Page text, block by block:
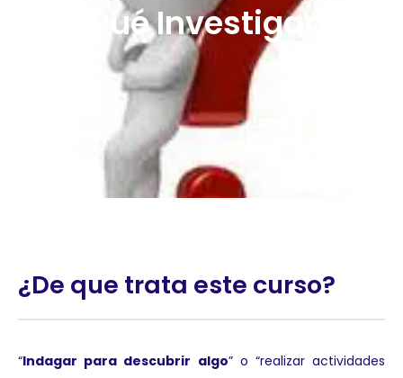
¿Qué Investigar?
¿De que trata este curso?
“Indagar para descubrir algo” o “realizar actividades